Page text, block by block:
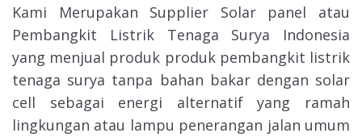
Kami Merupakan Supplier Solar panel atau
Pembangkit Listrik Tenaga Surya Indonesia
yang menjual produk produk pembangkit listrik
tenaga surya tanpa bahan bakar dengan solar
cell sebagai energi alternatif yang ramah
lingkungan atau lampu penerangan jalan umum